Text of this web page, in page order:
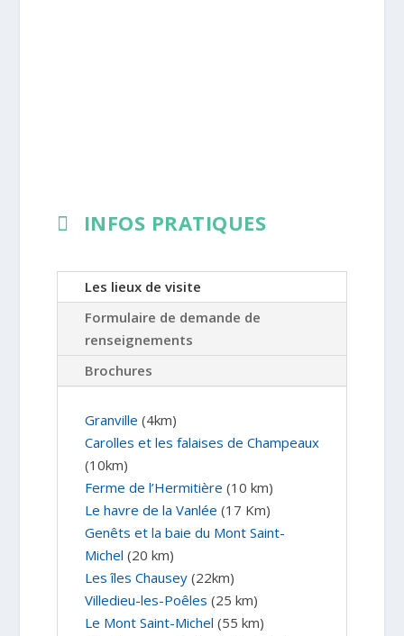
INFOS PRATIQUES
Les lieux de visite
Formulaire de demande de
renseignements
Brochures
Granville (4km)
Carolles et les falaises de Champeaux
(10km)
Ferme de l’Hermitière (10 km)
Le havre de la Vanlée (17 Km)
Genêts et la baie du Mont Saint-
Michel (20 km)
Les îles Chausey(22km)
Villedieu-les-Poêles (25 km)
Le Mont Saint-Michel (55 km)